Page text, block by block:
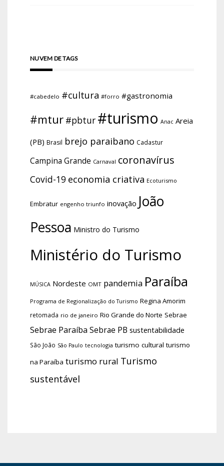
NUVEM DE TAGS
#cabedelo #cultura #forro #gastronomia
#mtur #pbtur #turismo Anac Areia
(PB) Brasil brejo paraibano Cadastur
Campina Grande Carnaval coronavírus
Covid-19 economia criativa Ecoturismo
Embratur engenho triunfo inovação João
Pessoa Ministro do Turismo
Ministério do Turismo
MÚSICA Nordeste OMT pandemia Paraíba
Programa de Regionalização do Turismo Regina Amorim
retomada rio de janeiro Rio Grande do Norte Sebrae
Sebrae Paraíba Sebrae PB sustentabilidade
São João São Paulo tecnologia turismo cultural turismo
na Paraíba turismo rural Turismo
sustentável